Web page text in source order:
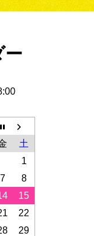
ー
土
1
7
8
15
22
29